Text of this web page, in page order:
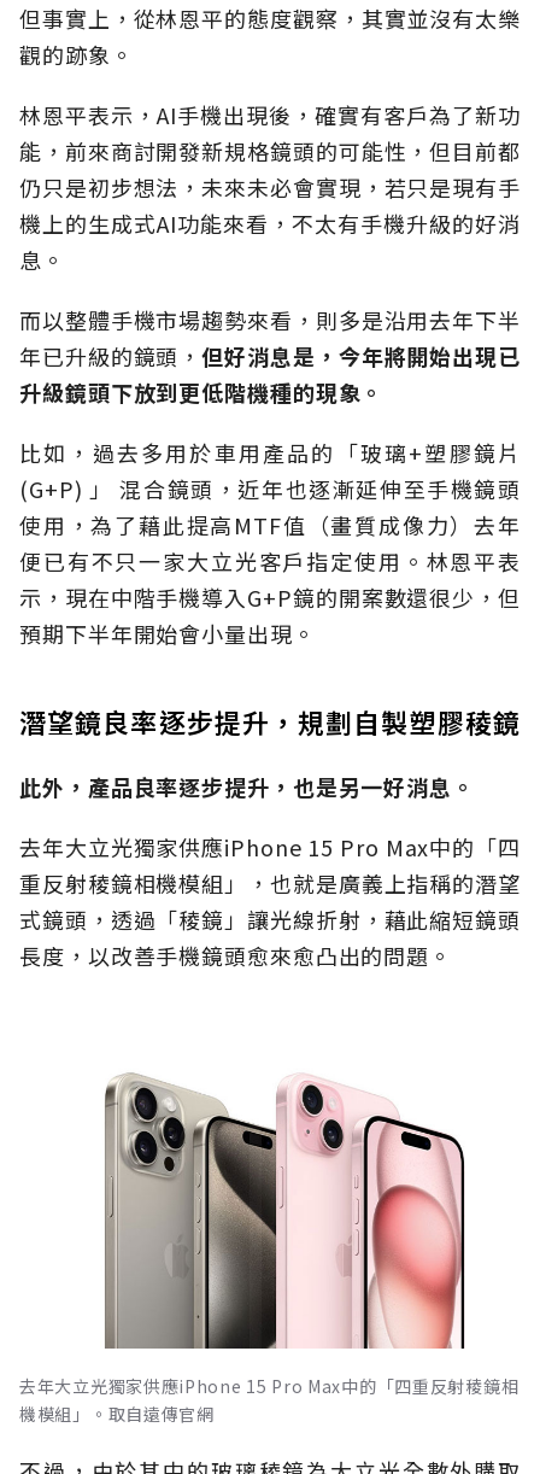
但事實上，從林恩平的態度觀察，其實並沒有太樂
觀的跡象。
林恩平表示，AI手機出現後，確實有客戶為了新功
能，前來商討開發新規格鏡頭的可能性，但目前都
仍只是初步想法，未來未必會實現，若只是現有手
機上的生成式AI功能來看，不太有手機升級的好消
息。
而以整體手機市場趨勢來看，則多是沿用去年下半
年已升級的鏡頭，但好消息是，今年將開始出現已
升級鏡頭下放到更低階機種的現象。
比如，過去多用於車用產品的「玻璃+塑膠鏡片
(G+P) 」 混合鏡頭，近年也逐漸延伸至手機鏡頭
使用，為了藉此提高MTF值（畫質成像力）去年
便已有不只一家大立光客戶指定使用。林恩平表
示，現在中階手機導入G+P鏡的開案數還很少，但
預期下半年開始會小量出現。
潛望鏡良率逐步提升，規劃自製塑膠稜鏡
此外，產品良率逐步提升，也是另一好消息。
去年大立光獨家供應iPhone 15 Pro Max中的「四
重反射稜鏡相機模組」，也就是廣義上指稱的潛望
式鏡頭，透過「稜鏡」讓光線折射，藉此縮短鏡頭
長度，以改善手機鏡頭愈來愈凸出的問題。
去年大立光獨家供應iPhone 15 Pro Max中的「四重反射稜鏡相
機模組」。取自遠傳官網